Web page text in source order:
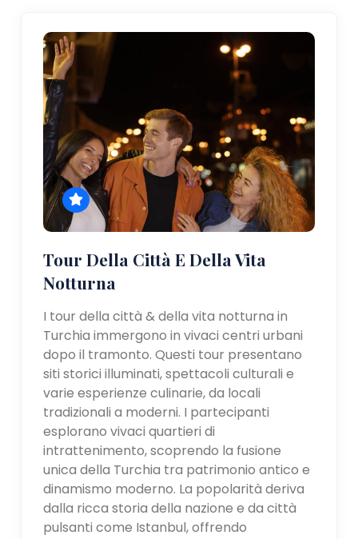
Tour Della Città E Della Vita
Notturna
I tour della città & della vita notturna in
Turchia immergono in vivaci centri urbani
dopo il tramonto. Questi tour presentano
siti storici illuminati, spettacoli culturali e
varie esperienze culinarie, da locali
tradizionali a moderni. I partecipanti
esplorano vivaci quartieri di
intrattenimento, scoprendo la fusione
unica della Turchia tra patrimonio antico e
dinamismo moderno. La popolarità deriva
dalla ricca storia della nazione e da città
pulsanti come Istanbul, offrendo